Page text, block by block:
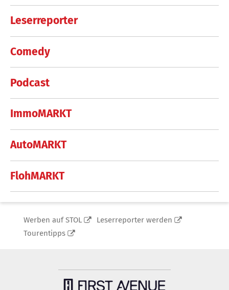
Leserreporter
Comedy
Podcast
ImmoMARKT
AutoMARKT
FlohMARKT
Werben auf STOL
Leserreporter werden
Tourentipps